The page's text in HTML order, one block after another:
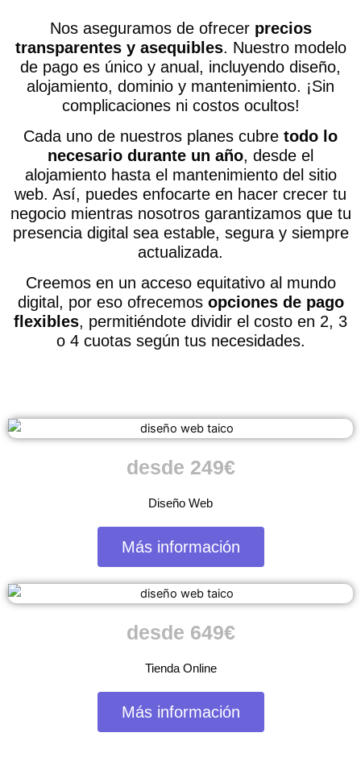
Nos aseguramos de ofrecer precios
transparentes y asequibles. Nuestro modelo
de pago es único y anual, incluyendo diseño,
alojamiento, dominio y mantenimiento. ¡Sin
complicaciones ni costos ocultos!
Cada uno de nuestros planes cubre todo lo
necesario durante un año, desde el
alojamiento hasta el mantenimiento del sitio
web. Así, puedes enfocarte en hacer crecer tu
negocio mientras nosotros garantizamos que tu
presencia digital sea estable, segura y siempre
actualizada.
Creemos en un acceso equitativo al mundo
digital, por eso ofrecemos opciones de pago
flexibles, permitiéndote dividir el costo en 2, 3
o 4 cuotas según tus necesidades.
desde 249€
Diseño Web
Más información
desde 649€
Tienda Online
Más información